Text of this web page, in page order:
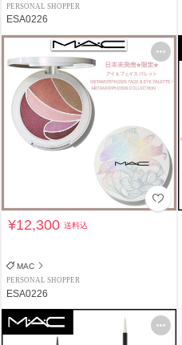
PERSONAL SHOPPER
ESA0226
¥12,300送料込
MAC
PERSONAL SHOPPER
ESA0226